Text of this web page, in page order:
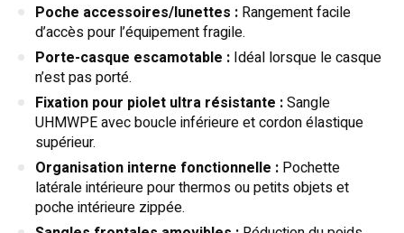
Poche accessoires/lunettes : Rangement facile
d’accès pour l’équipement fragile.
Porte-casque escamotable : Idéal lorsque le casque
n’est pas porté.
Fixation pour piolet ultra résistante :Sangle
UHMWPE avec boucle inférieure et cordon élastique
supérieur.
Organisation interne fonctionnelle : Pochette
latérale intérieure pour thermos ou petits objets et
poche intérieure zippée.